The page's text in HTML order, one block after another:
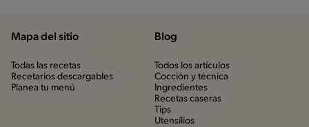
Mapa del sitio
Todas las recetas
Recetarios descargables
Planea tu menú
Blog
Todos los artículos
Cocción y técnica
Ingredientes
Recetas caseras
Tips
Utensílios